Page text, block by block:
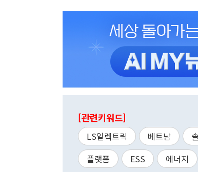
[관련키워드]
LS일렉트릭 베트남
플랫폼
ESS 에너지